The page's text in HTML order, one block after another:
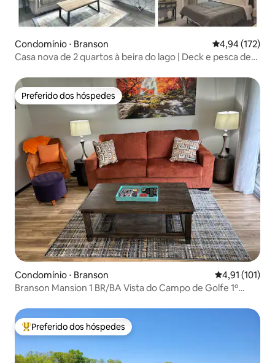
Condomínio ⋅ Branson 4,94 de uma
4,94 (172)
Casa nova de 2 quartos à beira do lago | Deck e pesca de
Preferido dos hóspedes
Preferido dos hóspedes
Condomínio ⋅ Branson 4,91 de uma
4,91 (101)
Branson Mansion 1 BR/BA Vista do Campo de Golfe 1º
Entre os melhores preferidos dos hóspedes
Preferido dos hóspedes